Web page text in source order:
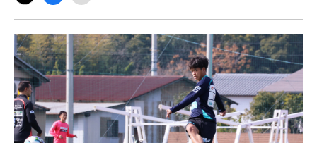
X
Fac
eb
oo
k
Link
Copy